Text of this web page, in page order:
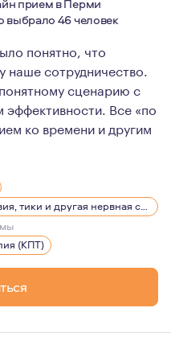
прием в Перми
выбрало 46 человек
понятно, что
наше сотрудничество.
сценарию с
Все «по
ко времени и другим
психологом. Это
что это «путь».
Странные повторяющиеся действия, тики и другая нервная симптоматика
(КПТ)